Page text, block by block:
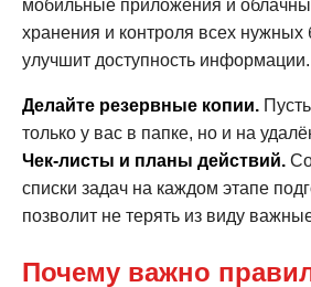
мобильные приложения и
хранения и контроля всех нужных
улучшит доступность информации.
Делайте резервные копии.
только у вас в папке, но и на
Чек-листы и планы действий.
списки задач на каждом этапе
позволит не терять из виду
Почему важно